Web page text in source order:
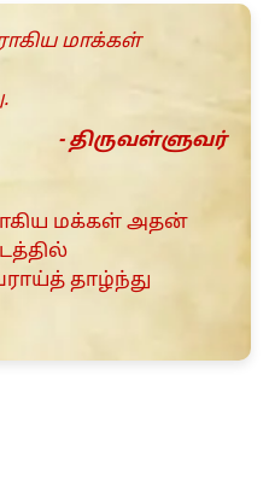
மாக்கள்
- திருவள்ளுவர்
மக்கள் அதன்
தாழ்ந்து